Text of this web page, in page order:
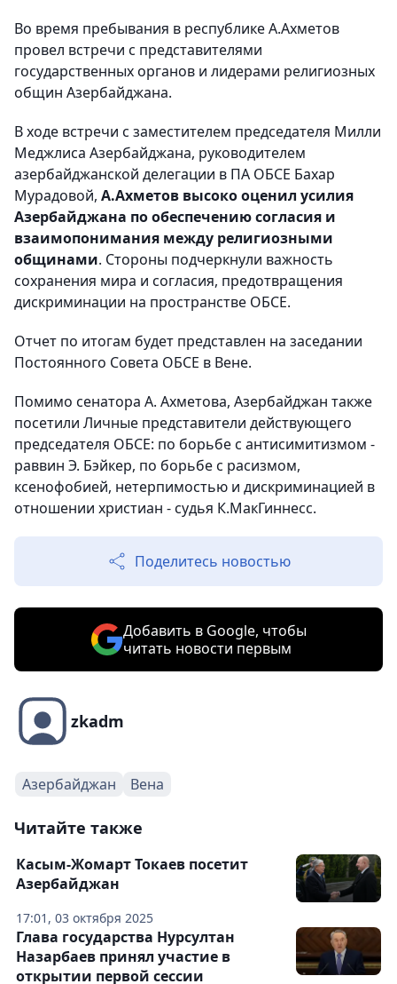
Во время пребывания в республике А.Ахметов
провел встречи с представителями
государственных органов и лидерами религиозных
общин Азербайджана.
В ходе встречи с заместителем председателя Милли
Меджлиса Азербайджана, руководителем
азербайджанской делегации в ПА ОБСЕ Бахар
Мурадовой, А.Ахметов высоко оценил усилия
Азербайджана по обеспечению согласия и
взаимопонимания между религиозными
общинами. Стороны подчеркнули важность
сохранения мира и согласия, предотвращения
дискриминации на пространстве ОБСЕ.
Отчет по итогам будет представлен на заседании
Постоянного Совета ОБСЕ в Вене.
Помимо сенатора А. Ахметова, Азербайджан также
посетили Личные представители действующего
председателя ОБСЕ: по борьбе с антисимитизмом -
раввин Э. Бэйкер, по борьбе с расизмом,
ксенофобией, нетерпимостью и дискриминацией в
отношении христиан - судья К.МакГиннесс.
Поделитесь новостью
Добавить в Google, чтобы
читать новости первым
zkadm
Азербайджан Вена
Читайте также
17:01, 03 октября 2025
Касым-Жомарт Токаев посетит
Азербайджан
Глава государства Нурсултан
Назарбаев принял участие в
открытии первой сессии